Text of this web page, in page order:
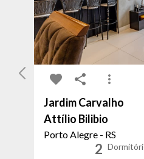
Jardim Carvalho
Attílio Bilibio
Porto Alegre - RS
2